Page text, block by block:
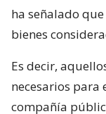
ha señalado
bienes
Es decir,
necesarios
compañía